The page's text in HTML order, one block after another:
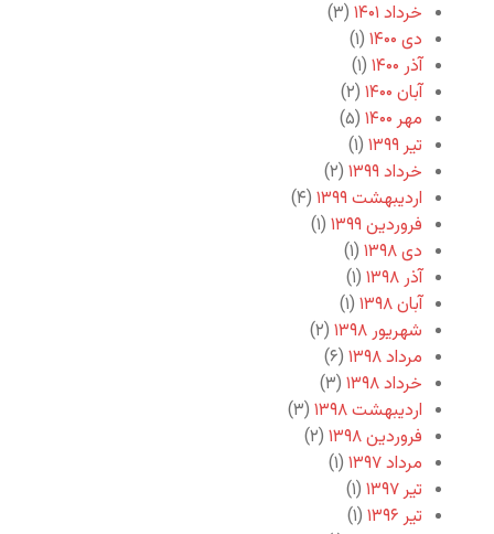
خرداد ۱۴۰۱
(۳)
دی ۱۴۰۰
(۱)
آذر ۱۴۰۰
(۱)
آبان ۱۴۰۰
(۲)
مهر ۱۴۰۰
(۵)
تیر ۱۳۹۹
(۱)
خرداد ۱۳۹۹
(۲)
اردیبهشت ۱۳۹۹
(۴)
فروردین ۱۳۹۹
(۱)
دی ۱۳۹۸
(۱)
آذر ۱۳۹۸
(۱)
آبان ۱۳۹۸
(۱)
شهریور ۱۳۹۸
(۲)
مرداد ۱۳۹۸
(۶)
خرداد ۱۳۹۸
(۳)
اردیبهشت ۱۳۹۸
(۳)
فروردین ۱۳۹۸
(۲)
مرداد ۱۳۹۷
(۱)
تیر ۱۳۹۷
(۱)
تیر ۱۳۹۶
(۱)